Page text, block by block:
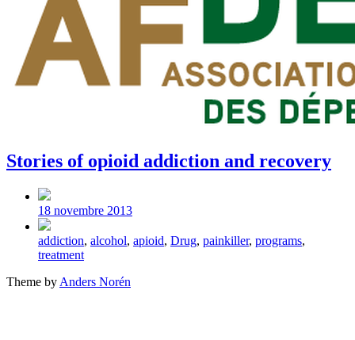
Stories of opioid addiction and recovery
Post
date
18 novembre 2013
Tagged
with
addiction, alcohol, apioid, Drug, painkiller, programs,
treatment
Theme by Anders Norén